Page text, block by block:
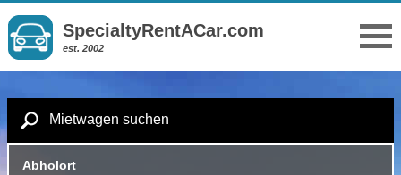
SpecialtyRentACar.com
est. 2002
Mietwagen suchen
Abholort